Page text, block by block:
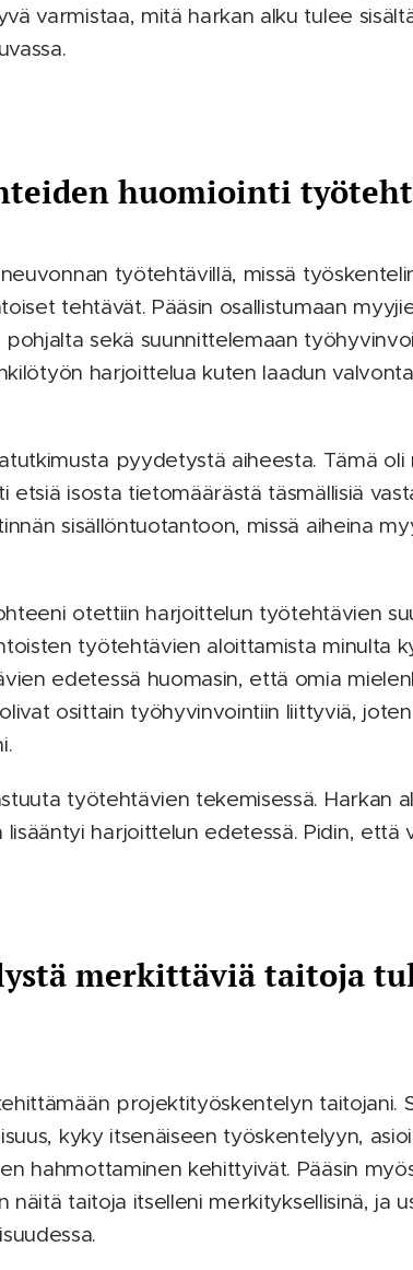
varmistaa, mitä harkan alku tulee
huomiointi
työtehtävillä, missä
tehtävät. Pääsin osallistumaan
sekä suunnittelemaan
harjoittelua kuten laadun
pyydetystä aiheesta. Tämä oli
isosta tietomäärästä täsmällisiä
sisällöntuotantoon, missä aiheina
otettiin harjoittelun työtehtävien
työtehtävien aloittamista minulta
edetessä huomasin, että omia
osittain työhyvinvointiin liittyviä,
työtehtävien tekemisessä. Harkan
harjoittelun edetessä. Pidin, että
merkittäviä taitoja
projektityöskentelyn taitojani.
kyky itsenäiseen työskentelyyn,
hahmottaminen kehittyivät. Pääsin
näitä taitoja itselleni merkityksellisinä, ja